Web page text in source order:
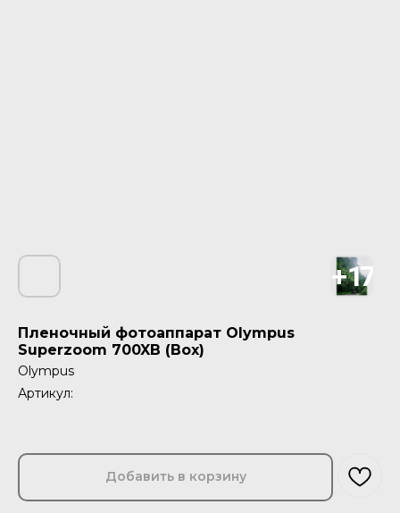
Пленочный фотоаппарат Olympus
Superzoom 700XB (Box)
Olympus
Артикул:
Добавить в корзину